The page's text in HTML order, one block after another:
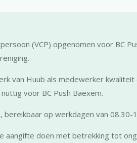
(VCP) opgenomen voor BC
van Huub als medewerker kwaliteit
voor BC Push Baexem.
op werkdagen van 08.30-
doen met betrekking tot